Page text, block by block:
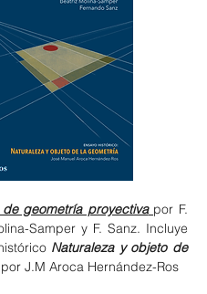
geometría proyectiva por F.
Samper y F. Sanz. Incluye
Naturaleza y objeto de
J.M Aroca Hernández-Ros